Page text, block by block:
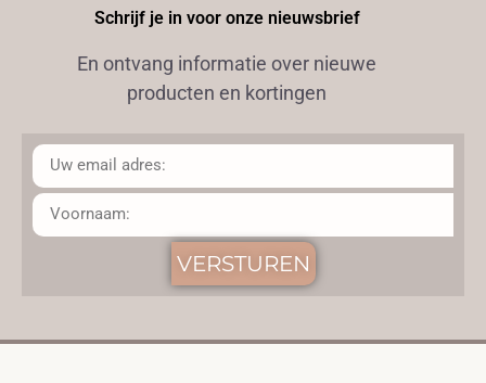
Schrijf je in voor onze nieuwsbrief
En ontvang informatie over nieuwe
producten en kortingen
VERSTUREN